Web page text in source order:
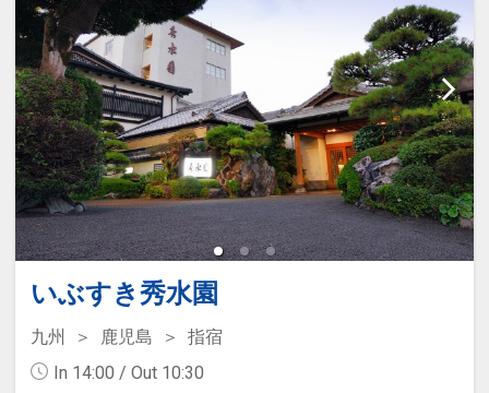
いぶすき秀水園
九州 鹿児島
指宿
In 14:00 / Out 10:30